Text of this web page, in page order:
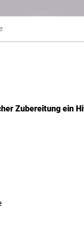
Zubereitung ein